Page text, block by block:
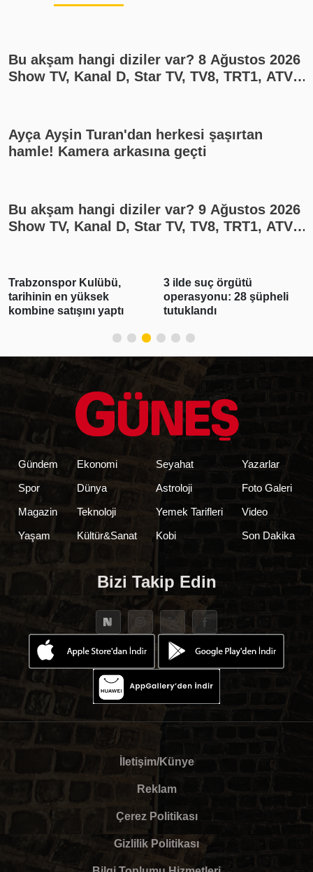
Bu akşam hangi diziler var? 8 Ağustos 2026
Show TV, Kanal D, Star TV, TV8, TRT1, ATV
Ayça Ayşin Turan'dan herkesi şaşırtan
hamle! Kamera arkasına geçti
Bu akşam hangi diziler var? 9 Ağustos 2026
Show TV, Kanal D, Star TV, TV8, TRT1, ATV
Trabzonspor Kulübü,
tarihinin en yüksek
kombine satışını yaptı
3 ilde suç örgütü
operasyonu: 28 şüpheli
tutuklandı
Gündem
Spor
Magazin
Yaşam
Ekonomi
Dünya
Teknoloji
Kültür&Sanat
Seyahat
Astroloji
Yemek Tarifleri
Kobi
Yazarlar
Foto Galeri
Video
Son Dakika
Bizi Takip Edin
İletişim/Künye
Reklam
Çerez Politikası
Gizlilik Politikası